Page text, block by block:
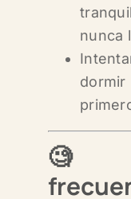
nunca
🧐